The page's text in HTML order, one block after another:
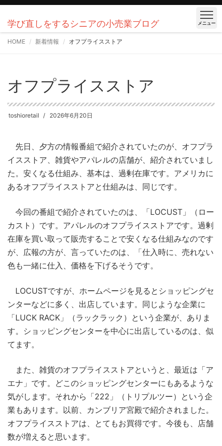
学び直しをするシニアの小売業ブログ メニュー
HOME 新着情報 オフプライスストア
オフプライスストア
toshioretail 2026年6月20日
先日、夕方の情報番組で紹介されていたのが、オフプラ
イスストア、雑貨やアパレルの店舗が、紹介されていまし
た。安くなる仕組み、基本は、過剰在庫です。アメリカに
あるオフプライスストアと仕組みは、同じです。
今回の番組で紹介されていたのは、「LOCUST」（ロー
カスト）です。アパレルのオフプライスストアです。過剰
在庫を買い取って販売することで安くなる仕組みなのです
が、広報の方が、言っていたのは、「仕入時に、売れない
色も一緒に仕入、価格を下げるそうです。
LOCUSTですが、ホームページを見るとショッピングセ
ンターなどに多く、出店しています。同じような企業に
「LUCK RACK」（ラックラック）という企業が、ありま
す。ショッピングセンターを中心に出店しているのは、似
てます。
また、雑貨のオフプライスストアというと、最近は「ア
エナ」です。どこのショッピングセンターにもあるような
気がします。それから「222」（トリプルツー）という企
業もあります。以前、カンブリア宮殿で紹介されました。
オフプライスストアは、とてもお買得です。今後も、店舗
数が増えると思います。